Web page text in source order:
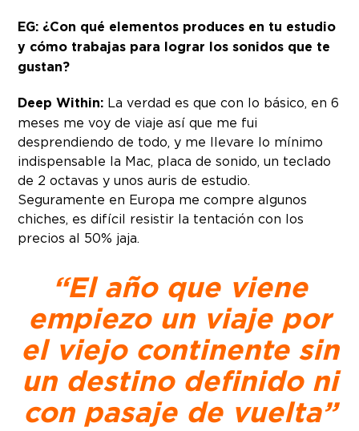
EG: ¿Con qué elementos produces en tu estudio
y cómo trabajas para lograr los sonidos que te
gustan?
Deep Within: La verdad es que con lo básico, en 6
meses me voy de viaje así que me fui
desprendiendo de todo, y me llevare lo mínimo
indispensable la Mac, placa de sonido, un teclado
de 2 octavas y unos auris de estudio.
Seguramente en Europa me compre algunos
chiches, es difícil resistir la tentación con los
precios al 50% jaja.
“El año que viene
empiezo un viaje por
el viejo continente sin
un destino definido ni
con pasaje de vuelta”